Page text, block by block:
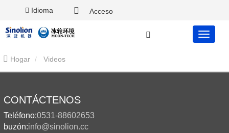
Idioma Acceso
Hogar Videos
CONTÁCTENOS
Teléfono:0531-88602653
buzón:info@sinolion.cc